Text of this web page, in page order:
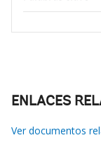
ENLACES
Ver documentos